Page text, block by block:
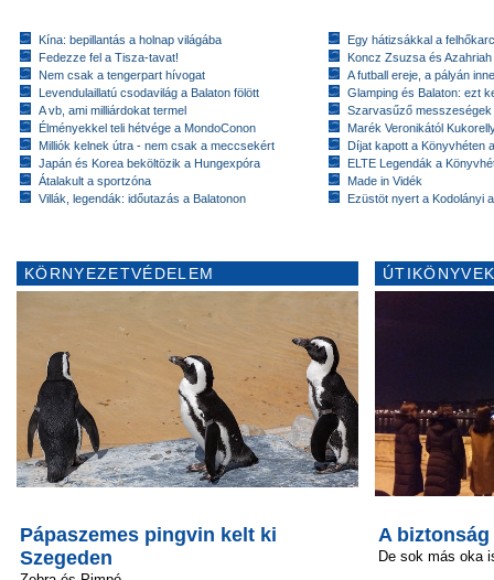
Kína: bepillantás a holnap világába
Fedezze fel a Tisza-tavat!
Nem csak a tengerpart hívogat
Levendulaillatú csodavilág a Balaton fölött
A vb, ami milliárdokat termel
Élményekkel teli hétvége a MondoConon
Milliók kelnek útra - nem csak a meccsekért
Japán és Korea beköltözik a Hungexpóra
Átalakult a sportzóna
Villák, legendák: időutazás a Balatonon
Egy hátizsákkal a
Koncz Zsuzsa és
A futball ereje, a pályán
Glamping és Balaton: ezt
Szarvasűző messzeségek
Marék Veronikától
Díjat kapott a Könyvhéten
ELTE Legendák a
Made in Vidék
Ezüstöt nyert a Kodolányi
KÖRNYEZETVÉDELEM
Pápaszemes pingvin kelt ki
Szegeden
A
De sok más oka